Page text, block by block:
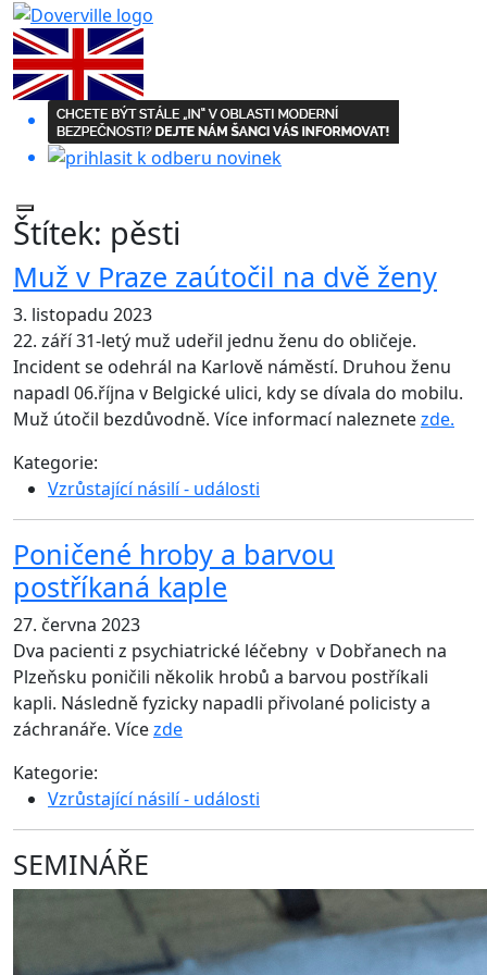
Štítek: pěsti
Muž v Praze zaútočil na dvě ženy
3. listopadu 2023
22. září 31-letý muž udeřil jednu ženu do obličeje.
Incident se odehrál na Karlově náměstí. Druhou ženu
napadl 06.října v Belgické ulici, kdy se dívala do mobilu.
Muž útočil bezdůvodně. Více informací naleznetezde.
Kategorie:
Vzrůstající násilí - události
Poničené hroby a barvou
postříkaná kaple
27. června 2023
Dva pacienti z psychiatrické léčebny v Dobřanech na
Plzeňsku poničili několik hrobů a barvou postříkali
kapli. Následně fyzicky napadli přivolané policisty a
záchranáře. Vícezde
Kategorie:
Vzrůstající násilí - události
SEMINÁŘE